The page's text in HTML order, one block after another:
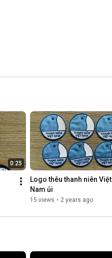
0:25
Logo thêu thanh niên Việt
Nam ủi
15 views • 2 years ago